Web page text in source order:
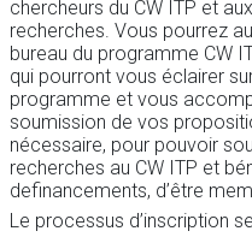
chercheurs du CW ITP et
recherches. Vous pourrez
bureau du programme CW
qui pourront vous éclairer
programme et vous
soumission de vos
nécessaire, pour pouvoir
recherches au CW ITP et
definancements, d’être
Le processus d’inscription